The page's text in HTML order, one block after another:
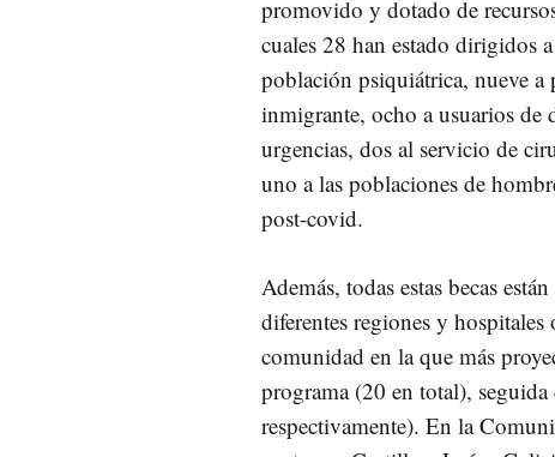
promovido y dotado de
cuales 28 han estado dirigidos
población psiquiátrica, nueve
inmigrante, ocho a usuarios de
urgencias, dos al servicio de
uno a las poblaciones de
post-covid.
Además, todas estas becas
diferentes regiones y
comunidad en la que más
programa (20 en total),
respectivamente). En la